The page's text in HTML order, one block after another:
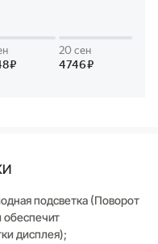
подсветка (Поворот
обеспечит
дисплея);